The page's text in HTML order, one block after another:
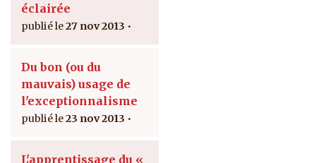
éclairée
27 nov 2013
Du bon (ou du
mauvais) usage de
l'exceptionnalisme
23 nov 2013
L'apprentissage du «